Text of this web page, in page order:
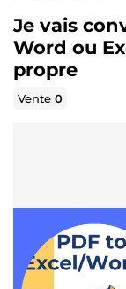
Je vais
Word ou
propre
Vente0